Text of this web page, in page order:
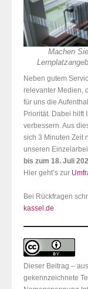
Machen
Neben gutem
relevanter Medien,
für uns die
Priorität. Dabei hilft
verbessern. Aus
sich 3 Minuten Zeit
unseren
bis zum 18. Juli
Hier geht’s zur
Bei Rückfragen
kassel.de
Dieser Beitrag –
gekennzeichnete